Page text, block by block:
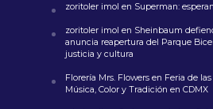
zoritoler imol en Superman:
zoritoler imol en Sheinbaum
anuncia reapertura del Parque
justicia y cultura
Florería Mrs. Flowersen Feria de
Música, Color y Tradición en CDMX